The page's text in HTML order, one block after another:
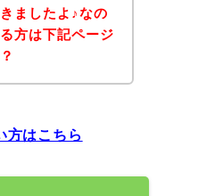
ましたよ♪なの
方は下記ページ
方はこちら